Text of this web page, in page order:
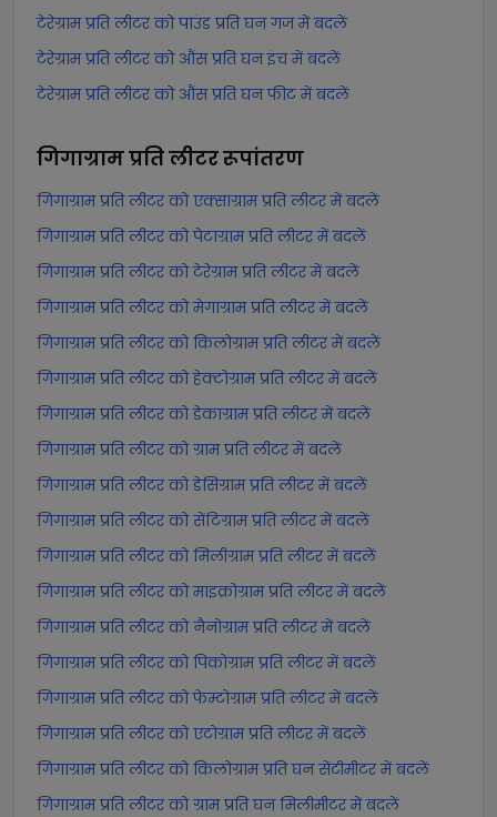
टेरेग्राम प्रति लीटर को पाउंड प्रति घन गज में बदलें
टेरेग्राम प्रति लीटर को औंस प्रति घन इंच में बदलें
टेरेग्राम प्रति लीटर को औंस प्रति घन फीट में बदलें
गिगाग्राम प्रति लीटररूपांतरण
गिगाग्राम प्रति लीटर को एक्साग्राम प्रति लीटर में बदलें
गिगाग्राम प्रति लीटर को पेटाग्राम प्रति लीटर में बदलें
गिगाग्राम प्रति लीटर को टेरेग्राम प्रति लीटर में बदलें
गिगाग्राम प्रति लीटर को मेगाग्राम प्रति लीटर में बदलें
गिगाग्राम प्रति लीटर को किलोग्राम प्रति लीटर में बदलें
गिगाग्राम प्रति लीटर को हेक्टोग्राम प्रति लीटर में बदलें
गिगाग्राम प्रति लीटर को डेकाग्राम प्रति लीटर में बदलें
गिगाग्राम प्रति लीटर को ग्राम प्रति लीटर में बदलें
गिगाग्राम प्रति लीटर को डेसिग्राम प्रति लीटर में बदलें
गिगाग्राम प्रति लीटर को सेंटिग्राम प्रति लीटर में बदलें
गिगाग्राम प्रति लीटर को मिलीग्राम प्रति लीटर में बदलें
गिगाग्राम प्रति लीटर को माइक्रोग्राम प्रति लीटर में बदलें
गिगाग्राम प्रति लीटर को नैनोग्राम प्रति लीटर में बदलें
गिगाग्राम प्रति लीटर को पिकोग्राम प्रति लीटर में बदलें
गिगाग्राम प्रति लीटर को फेम्टोग्राम प्रति लीटर में बदलें
गिगाग्राम प्रति लीटर को एटोग्राम प्रति लीटर में बदलें
गिगाग्राम प्रति लीटर को किलोग्राम प्रति घन सेंटीमीटर में बदलें
गिगाग्राम प्रति लीटर को ग्राम प्रति घन मिलीमीटर में बदलें